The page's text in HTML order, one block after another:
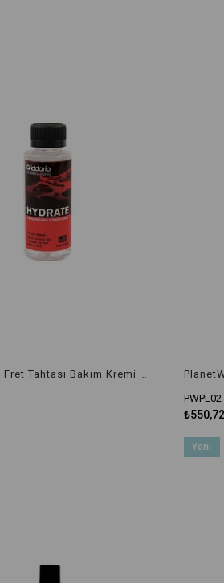
PWPL02
₺550,72
Yeni